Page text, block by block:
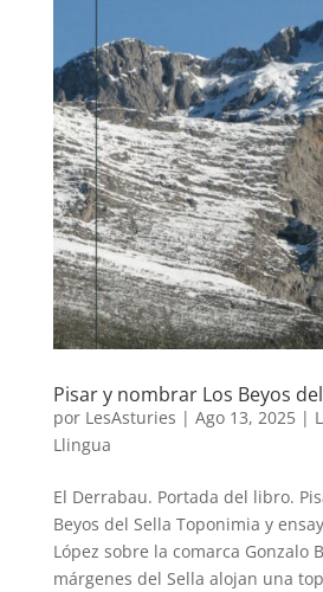
Pisar y nombrar Los Beyos
por LesAsturies | Ago 13, 2025|
Llingua
El Derrabau. Portada del libro.
Beyos del Sella Toponimia y
López sobre la comarca Gonzalo
márgenes del Sella alojan una